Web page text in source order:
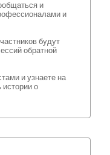
и
и
будут
обратной
и узнаете на
истории о